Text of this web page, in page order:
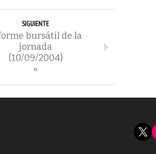
SIGUIENTE
bursátil de la
jornada
(10/09/2004)
«
X